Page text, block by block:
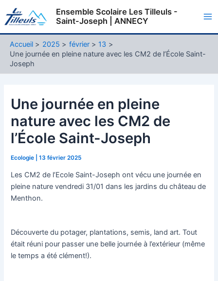
au
Ensemble Scolaire Les Tilleuls -
Saint-Joseph | ANNECY
Accueil 2025 février
13
Une journée en pleine nature avec les CM2 de l’École Saint-
Joseph
Une journée en pleine
nature avec les CM2 de
l’École Saint-Joseph
Ecologie |13 février 2025
Les CM2 de l’Ecole Saint-Joseph ont vécu une journée en
pleine nature vendredi 31/01 dans les jardins du château de
Menthon.
Découverte du potager, plantations, semis, land art. Tout
était réuni pour passer une belle journée à l’extérieur (même
le temps a été clément!).